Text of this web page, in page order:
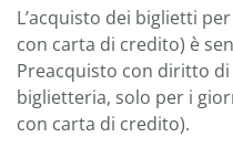
L’acquisto dei biglietti
con carta di credito) è
Preacquisto con diritto
biglietteria, solo per i
con carta di credito).